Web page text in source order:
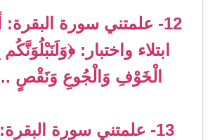
12- علمتني سورة البقرة:
ابتلاء واختبار:
الْخَوْفِ وَالْجُوعِ وَنَقْصٍ ...﴾
13- علمتني سورة